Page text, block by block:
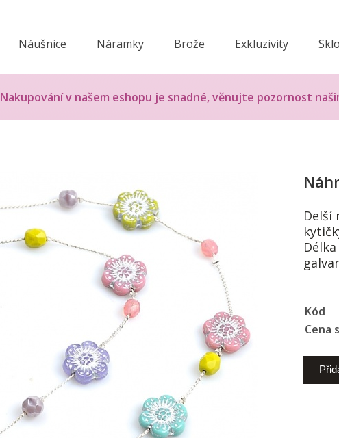
Náušnice Náramky Brože Exkluzivity Sklo
Nakupování v našem eshopu je snadné, věnujte pozornost
Delší
Kód
Cena